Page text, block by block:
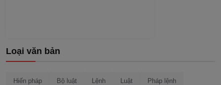
Loại văn bản
Hiến pháp Bộ luật Lệnh Luật Pháp lệnh